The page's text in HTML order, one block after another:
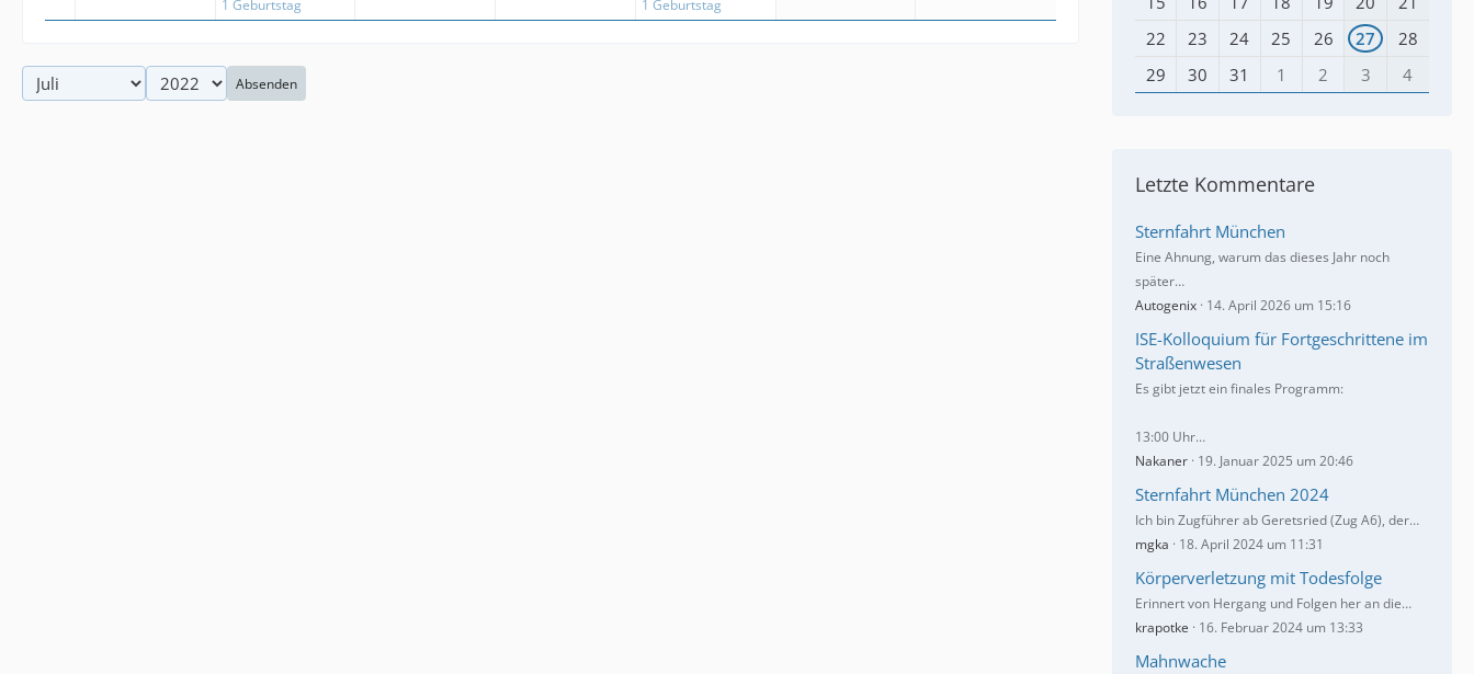
1 Geburtstag 1 Geburtstag
Absenden
22
23 24 25 26 27
28
29
30 31 1 2 3 4
Letzte Kommentare
Sternfahrt München
Eine Ahnung, warum das dieses Jahr noch
später…
Autogenix 14. April 2026 um 15:16
ISE-Kolloquium für Fortgeschrittene im
Straßenwesen
Es gibt jetzt ein finales Programm:
13:00 Uhr…
Nakaner 19. Januar 2025 um 20:46
Sternfahrt München 2024
Ich bin Zugführer ab Geretsried (Zug A6), der…
mgka
18. April 2024 um 11:31
Körperverletzung mit Todesfolge
Erinnert von Hergang und Folgen her an die…
krapotke
16. Februar 2024 um 13:33
Mahnwache